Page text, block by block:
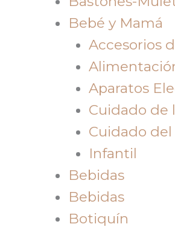
Bebé y Mamá
Accesorios
Aparatos
Cuidado de
Cuidado
Infantil
Bebidas
Bebidas
Botiquín